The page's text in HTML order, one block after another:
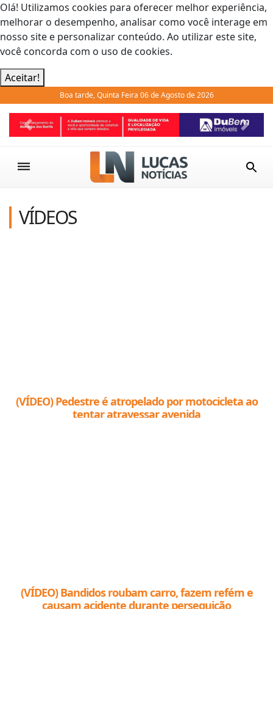
Olá! Utilizamos cookies para oferecer melhor experiência,
melhorar o desempenho, analisar como você interage em
nosso site e personalizar conteúdo. Ao utilizar este site,
você concorda com o uso de cookies.
Aceitar!
Boa tarde, Quinta Feira 06 de Agosto de 2026
Previous Next
VÍDEOS
(VÍDEO) Pedestre é atropelado por motocicleta ao
tentar atravessar avenida
(VÍDEO) Bandidos roubam carro, fazem refém e
causam acidente durante perseguição